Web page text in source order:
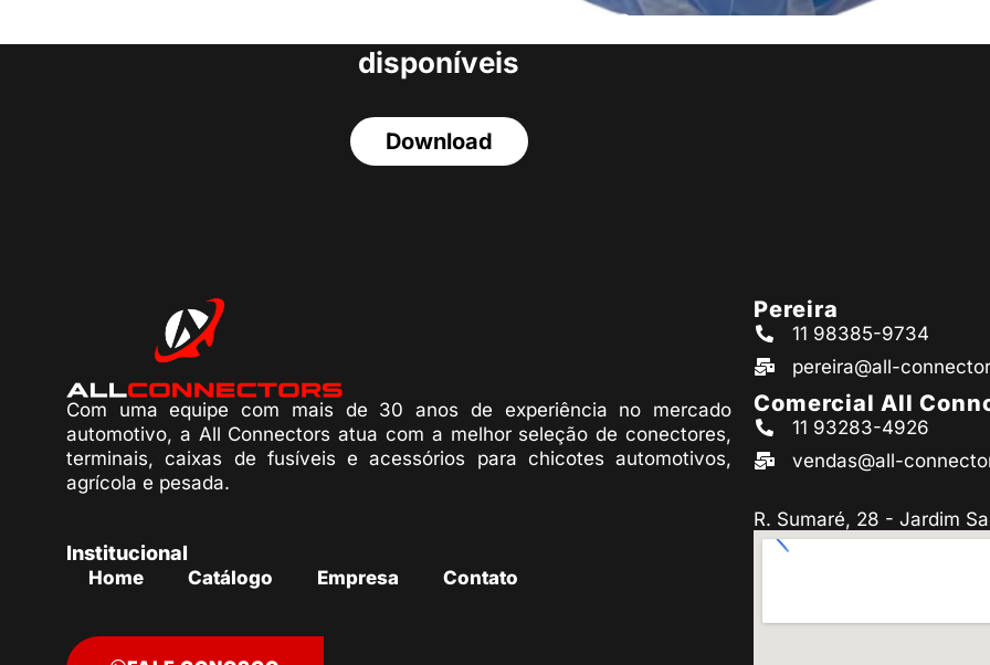
acesso a todos os produtos
disponíveis
Download
Com uma equipe com mais de 30 anos de experiência no mercado
automotivo, a All Connectors atua com a melhor seleção de conectores,
terminais, caixas de fusíveis e acessórios para chicotes automotivos,
agrícola e pesada.
Institucional
Home Catálogo Empresa Contato
Pereira
11 98385-9734
pereira@all-
Comercial All
11 93283-4926
vendas@all-
R. Sumaré, 28 - Jardim